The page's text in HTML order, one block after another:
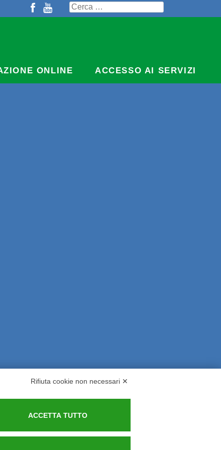
Ricerca
per:
ONLINE ACCESSO AI SERVIZI
ed Indennizzi Contatti
Rifiuta cookie non necessari ✕
ACCETTA TUTTO